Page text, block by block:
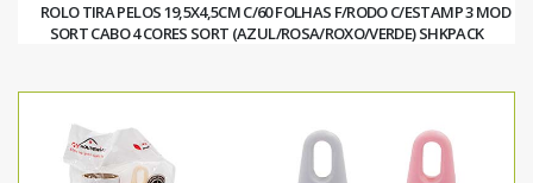
ROLO TIRA PELOS 19,5X4,5CM C/60 FOLHAS F/RODO C/ESTAMP 3 MOD
SORT CABO 4 CORES SORT (AZUL/ROSA/ROXO/VERDE) SHKPACK